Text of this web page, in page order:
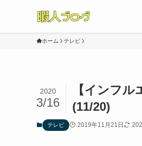
ホーム テレビ
【インフ
(11/20)
2020
3/16
テレビ 2019年11月21日